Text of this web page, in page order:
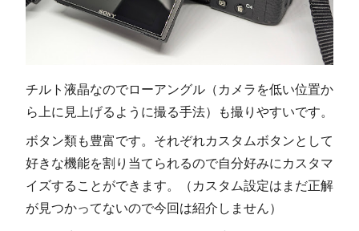
チルト液晶なのでローアングル（カメラを低い位置か
ら上に見上げるように撮る手法）も撮りやすいです。
ボタン類も豊富です。それぞれカスタムボタンとして
好きな機能を割り当てられるので自分好みにカスタマ
イズすることができます。（カスタム設定はまだ正解
が見つかってないので今回は紹介しません）